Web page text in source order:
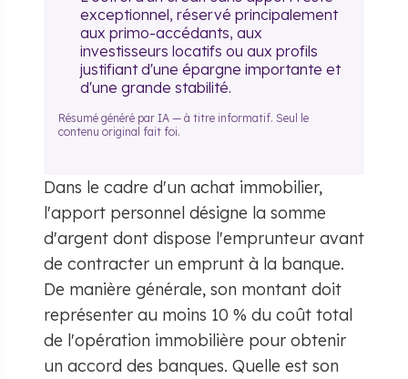
exceptionnel, réservé principalement
aux primo-accédants, aux
investisseurs locatifs ou aux profils
justifiant d'une épargne importante et
d'une grande stabilité.
Résumé généré par IA — à titre informatif. Seul le
contenu original fait foi.
Dans le cadre d'un achat immobilier,
l'apport personnel désigne la somme
d'argent dont dispose l'emprunteur avant
de contracter un emprunt à la banque.
De manière générale, son montant doit
représenter au moins 10 % du coût total
de l'opération immobilière pour obtenir
un accord des banques. Quelle est son